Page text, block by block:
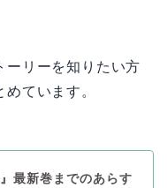
ーリーを知りたい方
ています。
』最新巻までのあらす